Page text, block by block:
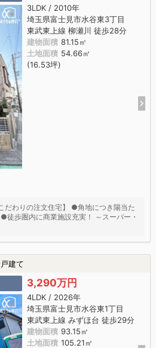
3LDK / 2010年
埼玉県富士見市水谷東3丁目
東武東上線 柳瀬川 徒歩28分
建物面積 81.15㎡
土地面積 54.66㎡
(16.53坪)
だわりの注文住宅】 ●角地につき陽当た
徒歩圏内に商業施設充実！ ～スーパー・
建て
3,290万円
4LDK / 2026年
埼玉県富士見市水谷東1丁目
東武東上線 みずほ台 徒歩29分
建物面積 93.15㎡
土地面積 105.21㎡